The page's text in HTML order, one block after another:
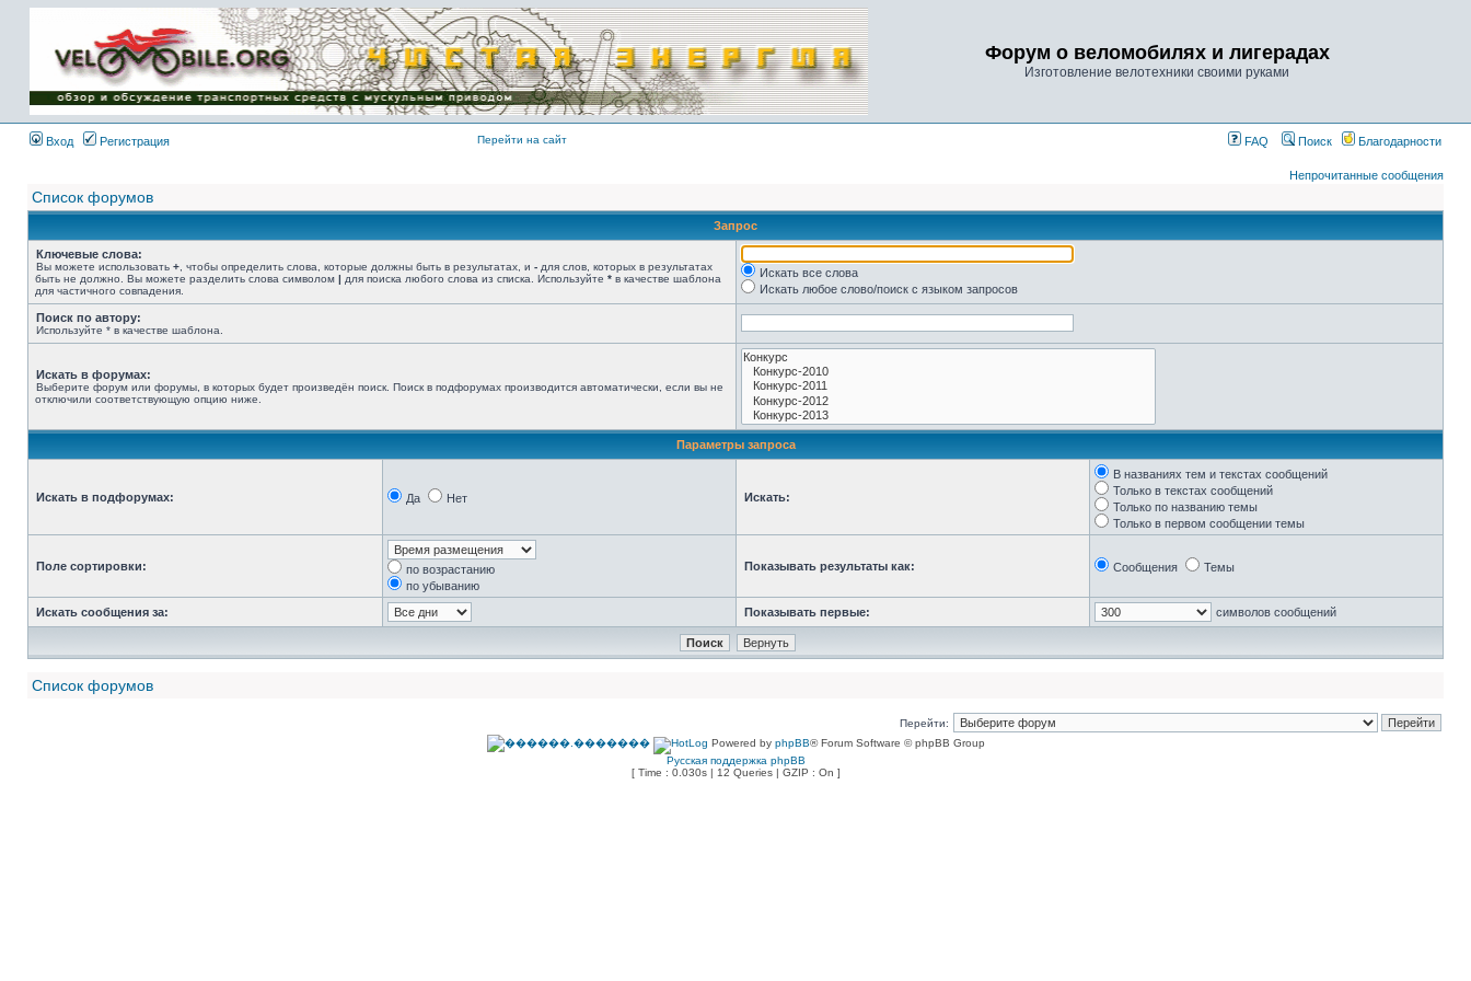
Имя пользователя:
Пароль:
{ LOG_ME_IN_SHORT
}
Форум о веломобилях и лигерадах
Изготовление велотехники своими руками
Вход Регистрация Перейти на сайт FAQ Поиск Благодарности
Непрочитанные сообщения
Список форумов
Запрос
Ключевые слова:
Вы можете использовать + , чтобы определить слова, которые должны быть в результатах, и - для слов, которых в результатах
быть не должно. Вы можете разделить слова символом | для поиска любого слова из списка. Используйте * в качестве шаблона
для частичного совпадения.
Искать все слова
Искать любое слово/поиск с языком запросов
Поиск по автору:
Используйте * в качестве шаблона.
Искать в форумах:
Выберите форум или форумы, в которых будет произведён поиск. Поиск в подфорумах производится автоматически, если вы не
отключили соответствующую опцию ниже.
Параметры запроса
Искать в подфорумах: Да Нет Искать:
В названиях тем и текстах сообщений
Только в текстах сообщений
Только по названию темы
Только в первом сообщении темы
Поле сортировки:
по возрастанию
по убыванию
Показывать результаты как: Сообщения Темы
Искать сообщения за: Показывать первые: символов сообщений
Список форумов
Перейти:
Powered by phpBB® Forum Software © phpBB Group
Русская поддержка phpBB
[ Time : 0.030s | 12 Queries | GZIP : On ]